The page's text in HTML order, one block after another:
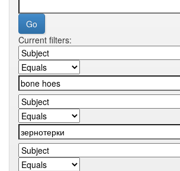
Current filters: